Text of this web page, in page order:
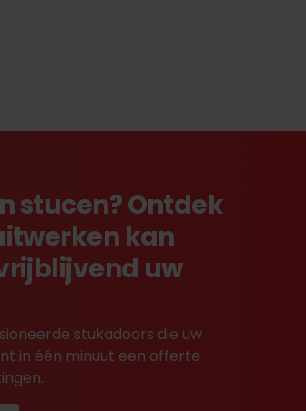
stucen? Ontdek
kan
uw
stukadoors die uw
in één minuut een offerte